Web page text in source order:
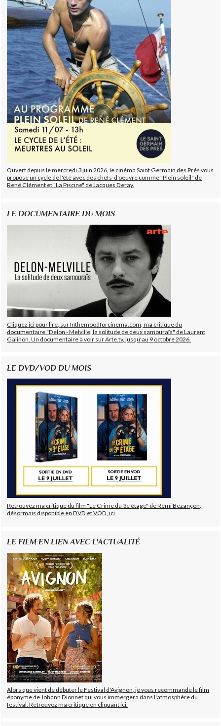
Ouvert depuis le mercredi 3 juin 2026, le cinéma Saint Germain des Prés vous
propose un cycle de l'été avec des chefs-d'oeuvre comme "Plein soleil" de
René Clément et "La Piscine" de Jacques Deray.
LE DOCUMENTAIRE DU MOIS
Cliquez ici pour lire, sur Inthemoodforcinema.com, ma critique du
documentaire "Delon - Melville, la solitude de deux samouraïs" de Laurent
Galinon. Un documentaire à voir sur Arte.tv, jusqu'au 9 octobre 2026.
LE DVD/VOD DU MOIS
Retrouvez ma critique du film "Le Crime du 3e étage" de Rémi Bezançon,
désormais disponible en DVD et VOD, ici
LE FILM EN LIEN AVEC L'ACTUALITÉ
Alors que vient de débuter le Festival d'Avignon, je vous recommande le film
éponyme de Johann Dionnet qui vous immergera dans l'atmosphère du
festival. Retrouvez ma critique en cliquant ici.